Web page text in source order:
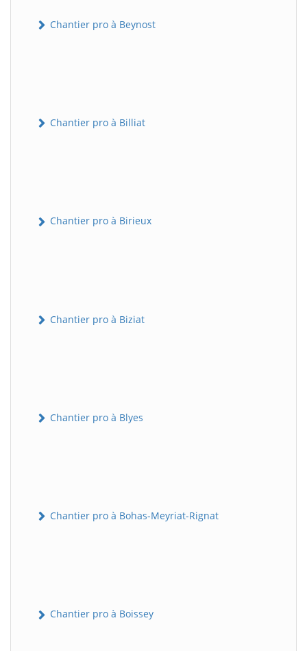
Chantier pro à Beynost
Chantier pro à Billiat
Chantier pro à Birieux
Chantier pro à Biziat
Chantier pro à Blyes
Chantier pro à Bohas-Meyriat-Rignat
Chantier pro à Boissey